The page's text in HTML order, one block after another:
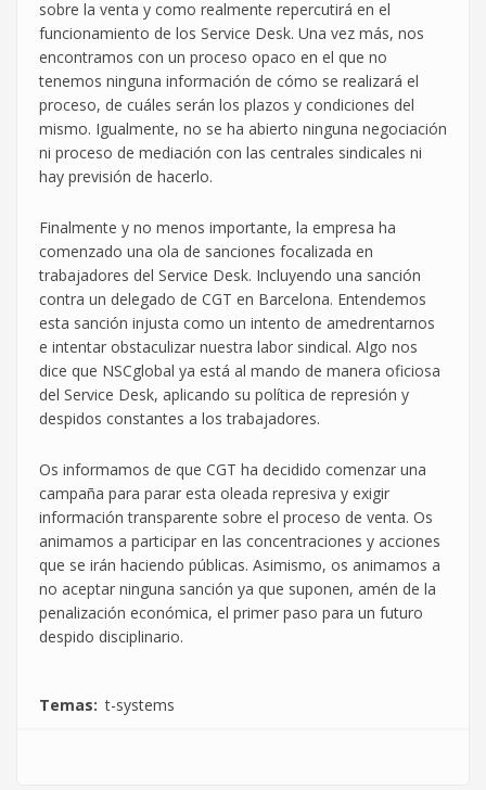
sobre la venta y como realmente repercutirá en el
funcionamiento de los Service Desk. Una vez más, nos
encontramos con un proceso opaco en el que no
tenemos ninguna información de cómo se realizará el
proceso, de cuáles serán los plazos y condiciones del
mismo. Igualmente, no se ha abierto ninguna negociación
ni proceso de mediación con las centrales sindicales ni
hay previsión de hacerlo.
Finalmente y no menos importante, la empresa ha
comenzado una ola de sanciones focalizada en
trabajadores del Service Desk. Incluyendo una sanción
contra un delegado de CGT en Barcelona. Entendemos
esta sanción injusta como un intento de amedrentarnos
e intentar obstaculizar nuestra labor sindical. Algo nos
dice que NSCglobal ya está al mando de manera oficiosa
del Service Desk, aplicando su política de represión y
despidos constantes a los trabajadores.
Os informamos de que CGT ha decidido comenzar una
campaña para parar esta oleada represiva y exigir
información transparente sobre el proceso de venta. Os
animamos a participar en las concentraciones y acciones
que se irán haciendo públicas. Asimismo, os animamos a
no aceptar ninguna sanción ya que suponen, amén de la
penalización económica, el primer paso para un futuro
despido disciplinario.
Temas t-systems